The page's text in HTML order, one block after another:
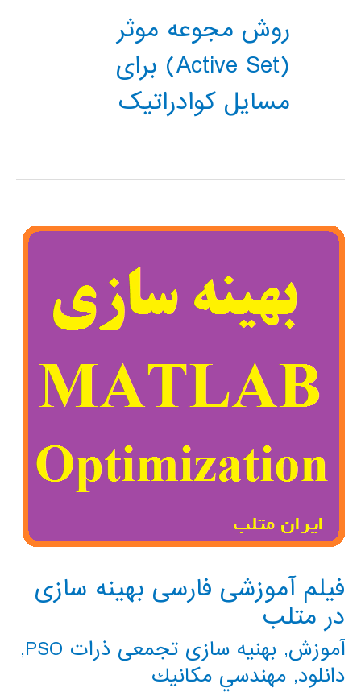
روش مجوعه موثر
(Active Set) برای
مسایل کوادراتیک
فیلم آموزشی فارسی بهینه سازی
در متلب
آموزش, بهنیه سازی تجمعی ذرات PSO
,
دانلود, مهندسي مكانيك